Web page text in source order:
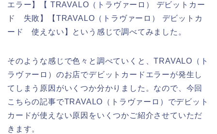
エラー】【 TRAVALO（トラヴァーロ） デビットカー
ド 失敗】【TRAVALO（トラヴァーロ） デビットカ
ード 使えない】という感じで調べてみました。
そのような感じで色々と調べていくと、TRAVALO（ト
ラヴァーロ）のお店でデビットカードエラーが発生し
てしまう原因がいくつか分かりました。なので、今回
こちらの記事でTRAVALO（トラヴァーロ）でデビット
カードが使えない原因をいくつかご紹介させていただ
きます。